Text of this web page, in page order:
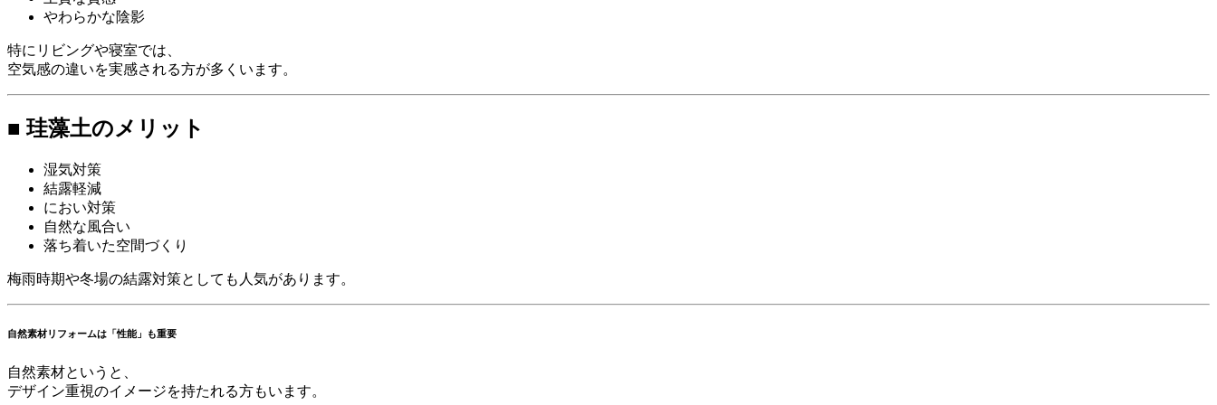
やわらかな陰影
特にリビングや寝室では、
空気感の違いを実感される方が多くいます。
■ 珪藻土のメリット
湿気対策
結露軽減
におい対策
自然な風合い
落ち着いた空間づくり
梅雨時期や冬場の結露対策としても人気があります。
自然素材リフォームは「性能」も重要
自然素材というと、
デザイン重視のイメージを持たれる方もいます。